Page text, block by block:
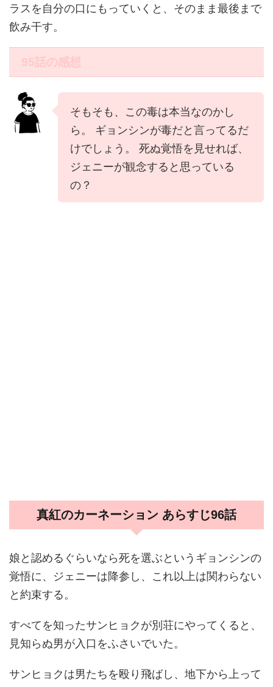
ラスを自分の口にもっていくと、そのまま最後まで
飲み干す。
95話の感想
そもそも、この毒は本当なのかし
ら。 ギョンシンが毒だと言ってるだ
けでしょう。 死ぬ覚悟を見せれば、
ジェニーが観念すると思っている
の？
真紅のカーネーション あらすじ96話
娘と認めるぐらいなら死を選ぶというギョンシンの
覚悟に、ジェニーは降参し、これ以上は関わらない
と約束する。
すべてを知ったサンヒョクが別荘にやってくると、
見知らぬ男が入口をふさいでいた。
サンヒョクは男たちを殴り飛ばし、地下から上って